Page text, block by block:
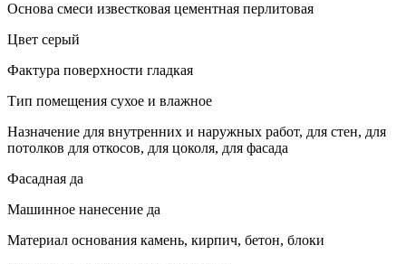
Основа смеси известковая цементная перлитовая
Цвет серый
Фактура поверхности гладкая
Тип помещения сухое и влажное
Назначение для внутренних и наружных работ, для стен, для
потолков для откосов, для цоколя, для фасада
Фасадная да
Машинное нанесение да
Материал основания камень, кирпич, бетон, блоки